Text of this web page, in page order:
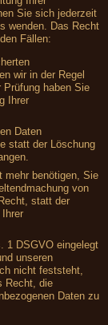
Sie sich jederzeit
wenden. Das Recht
Fällen:
wir in der Regel
haben Sie
Ihrer
Daten
statt der Löschung
mehr benötigen, Sie
von
statt der
Ihrer
1 DSGVO eingelegt
unseren
nicht feststeht,
Recht, die
Daten zu